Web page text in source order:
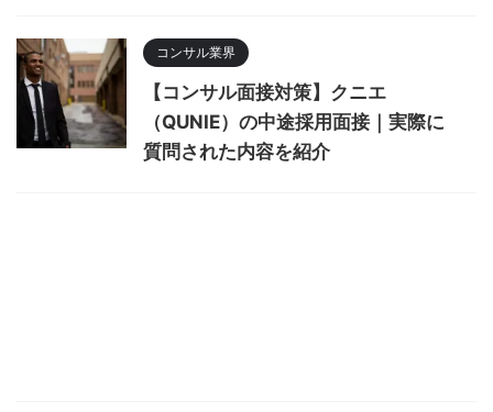
コンサル業界
【コンサル面接対策】クニエ
（QUNIE）の中途採用面接｜実際に
質問された内容を紹介